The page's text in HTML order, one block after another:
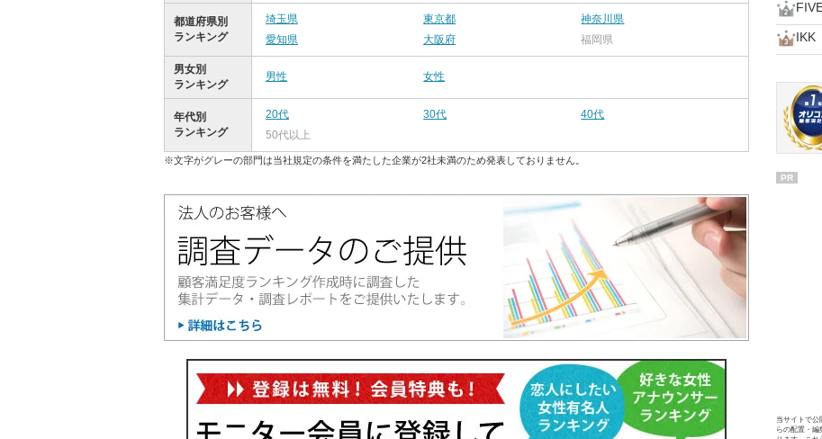
都道府県別
ランキング
埼玉県 東京都
神奈川県
愛知県
大阪府 福岡県
男女別
ランキング
男性 女性
年代別
ランキング
20代 30代
40代
50代以上
※文字がグレーの部門は当社規定の条件を満たした企業が2社未満のため発表しておりません。
IKK
PR
当サイトで公
らの配置・編